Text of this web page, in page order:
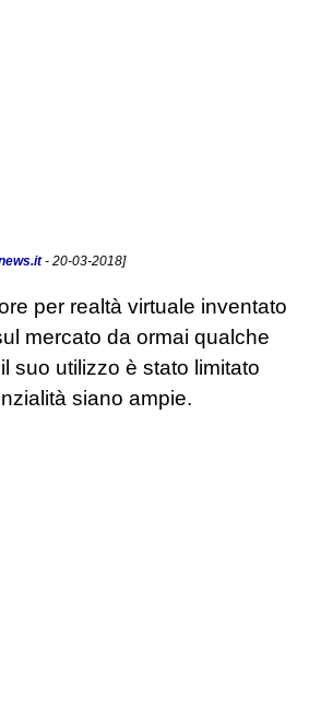
- 20-03-2018]
per realtà virtuale inventato
mercato da ormai qualche
suo utilizzo è stato limitato
siano ampie.